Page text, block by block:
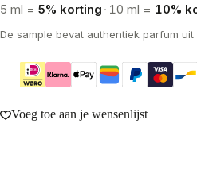
5 ml = 5% korting · 10 ml = 10%
De sample bevat authentiek parfum
Voeg toe aan je wensenlijst